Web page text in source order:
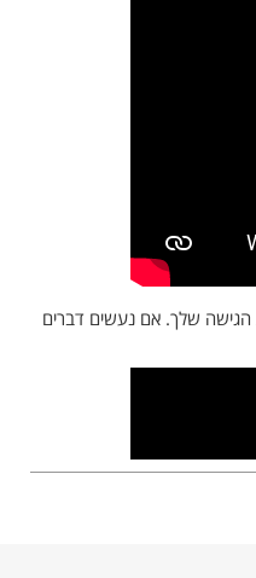
הגישה שלך. אם נעשים דברים